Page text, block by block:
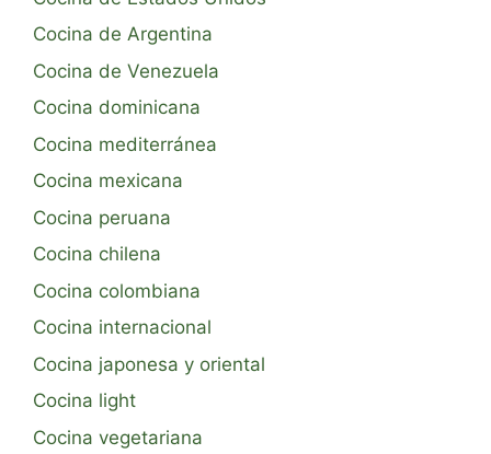
Cocina de Argentina
Cocina de Venezuela
Cocina dominicana
Cocina mediterránea
Cocina mexicana
Cocina peruana
Cocina chilena
Cocina colombiana
Cocina internacional
Cocina japonesa y oriental
Cocina light
Cocina vegetariana